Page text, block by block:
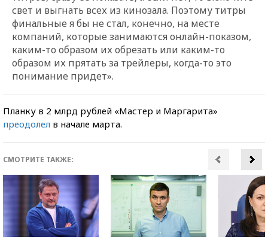
свет и выгнать всех из кинозала. Поэтому титры
финальные я бы не стал, конечно, на месте
компаний, которые занимаются онлайн-показом,
каким-то образом их обрезать или каким-то
образом их прятать за трейлеры, когда-то это
понимание придет».
Планку в 2 млрд рублей «Мастер и Маргарита»
преодолел в начале марта.
СМОТРИТЕ ТАКЖЕ: